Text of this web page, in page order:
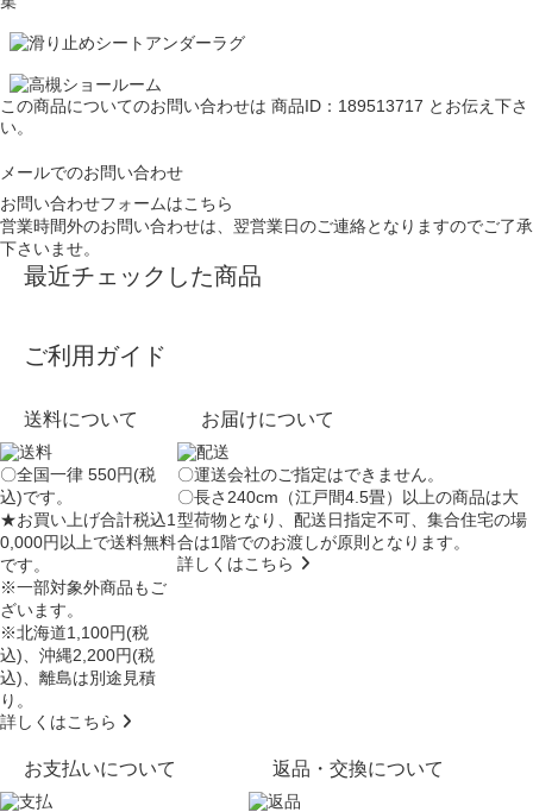
この商品についてのお問い合わせは 商品ID：189513717 とお伝え下さ
い。
メールでのお問い合わせ
お問い合わせフォームはこちら
営業時間外のお問い合わせは、翌営業日のご連絡となりますのでご了承
下さいませ。
最近チェックした商品
ご利用ガイド
送料について
〇全国一律 550円(税
込)です。
★お買い上げ合計税込1
0,000円以上で送料無料
です。
※一部対象外商品もご
ざいます。
※北海道1,100円(税
込)、沖縄2,200円(税
込)、離島は別途見積
り。
詳しくはこちら
お届けについて
〇運送会社のご指定はできません。
〇長さ240cm（江戸間4.5畳）以上の商品は大
型荷物となり、配送日指定不可 、集合住宅の場
合は1階でのお渡しが原則となります。
詳しくはこちら
お支払いについて 返品・交換について